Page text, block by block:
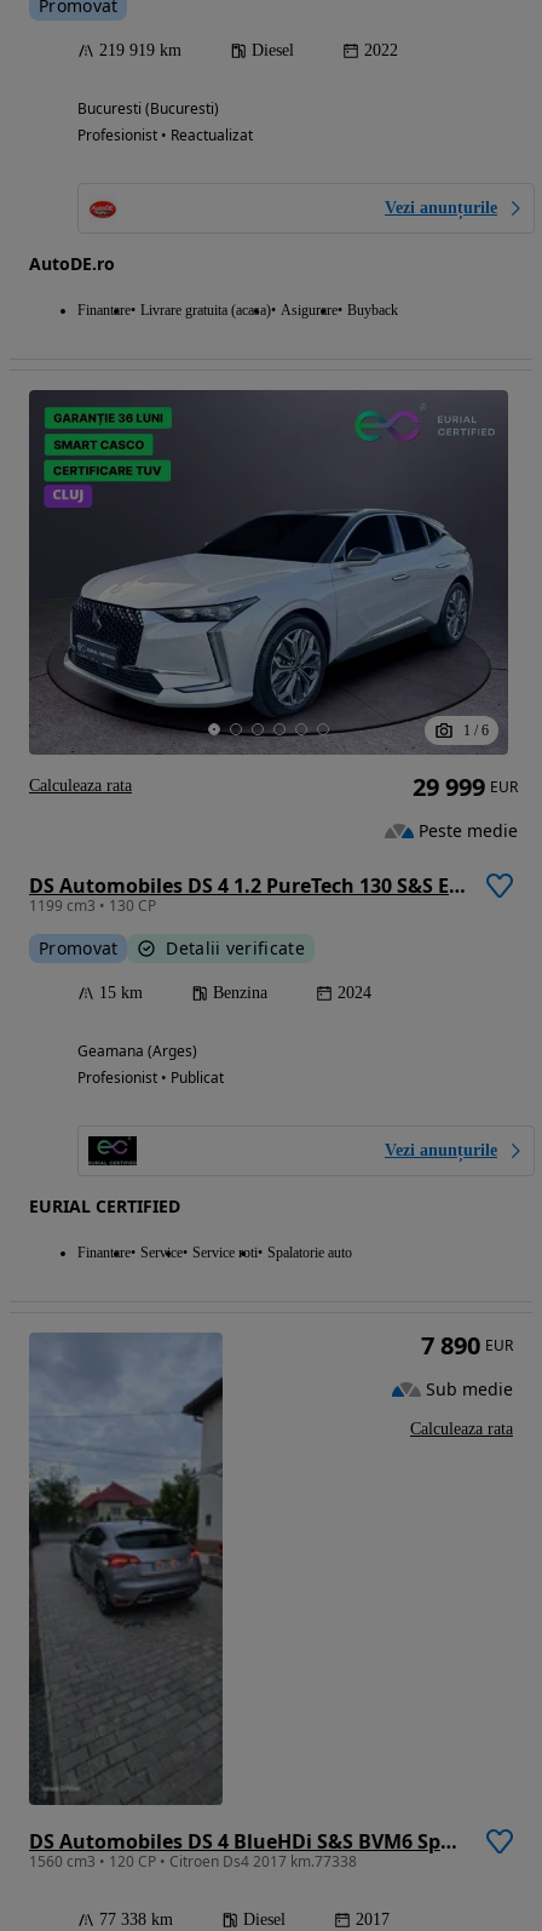
Promovat
219 919 km Diesel 2022
Bucuresti (Bucuresti)
Profesionist • Reactualizat
Vezi anunțurile
AutoDE.ro
Finantare Livrare gratuita (acasa) Asigurare Buyback
1 / 6
DS Automobiles DS 4 1.2 PureTech 130 S&S EAT8 BASTILLE
1199 cm3 • 130 CP
Promovat Detalii verificate
15 km Benzina 2024
Geamana (Arges)
Profesionist • Publicat
Vezi anunțurile
EURIAL CERTIFIED
Finantare Service Service roti Spalatorie auto
29 999 EUR
Peste medie
Calculeaza rata
DS Automobiles DS 4 BlueHDi S&S BVM6 Sport Chic
1560 cm3 • 120 CP • Citroen Ds4 2017 km.77338
77 338 km Diesel 2017
7 890 EUR
Sub medie
Calculeaza rata